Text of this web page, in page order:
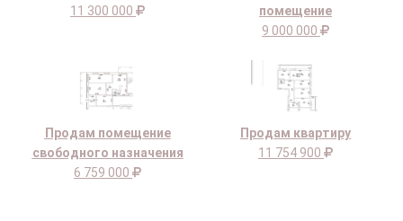
11 300 000
помещение
9 000 000
Продам помещение
свободного назначения
6 759 000
Продам квартиру
11 754 900